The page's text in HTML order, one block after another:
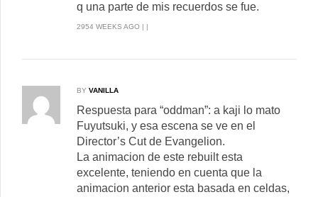
q una parte de mis recuerdos se fue.
2954 WEEKS AGO | |
BY VANILLA
Respuesta para “oddman”: a kaji lo mato
Fuyutsuki, y esa escena se ve en el
Director’s Cut de Evangelion.
La animacion de este rebuilt esta
excelente, teniendo en cuenta que la
animacion anterior esta basada en celdas,